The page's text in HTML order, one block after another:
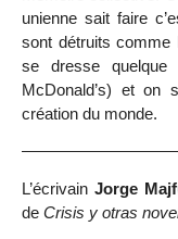
unienne sait faire
sont détruits comme
se dresse
McDonald’s) et on
création du monde.
L’écrivain Jorge
de Crisis y otras